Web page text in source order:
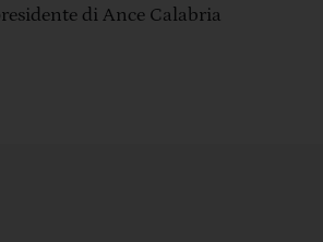
di Ance Calabria